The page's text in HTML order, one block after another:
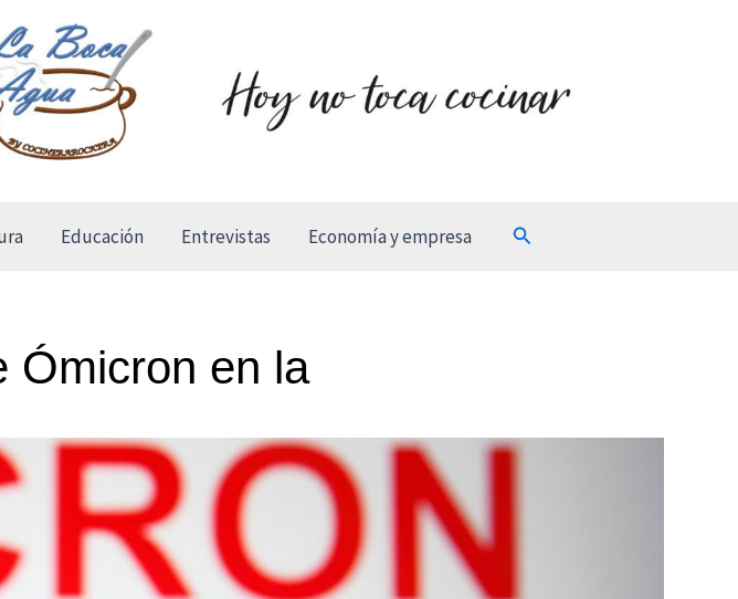
Educación Entrevistas Economía y empresa Buscar
Ómicron en la